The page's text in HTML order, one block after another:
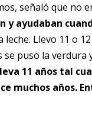
señaló que no
y ayudaban
leche. Llevo 11 o
puso la verdura
11 años tal
muchos años.